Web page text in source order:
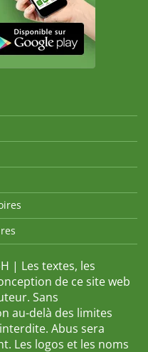
| Les textes, les
de ce site web
Sans
au-delà des limites
Abus sera
Les logos et les noms